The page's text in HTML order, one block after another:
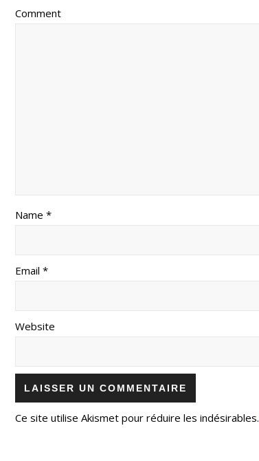
Comment
Name *
Email *
Website
Ce site utilise Akismet pour réduire les indésirables.